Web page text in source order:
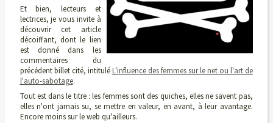
Et bien, lecteurs et
lectrices, je vous invite à
découvrir cet article
décoiffant, dont le lien
est donné dans les
commentaires du
précédent billet cité, intituléL'influence des femmes sur le net ou l'art de
l'auto-sabotage.
Tout est dans le titre : les femmes sont des quiches, elles ne savent pas,
elles n'ont jamais su, se mettre en valeur, en avant, à leur avantage.
Encore moins sur le web qu'ailleurs.